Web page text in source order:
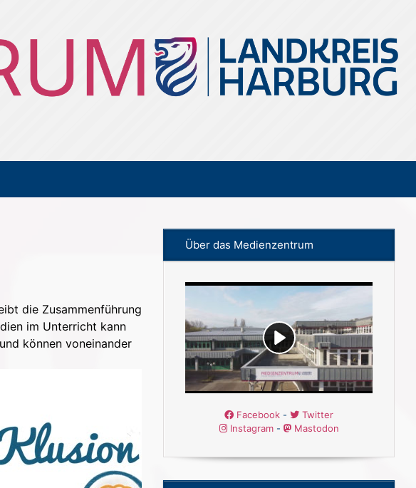
die Zusammenführung
im Unterricht kann
können voneinander
Über das Medienzentrum
Facebook -
Twitter
Instagram- Mastodon